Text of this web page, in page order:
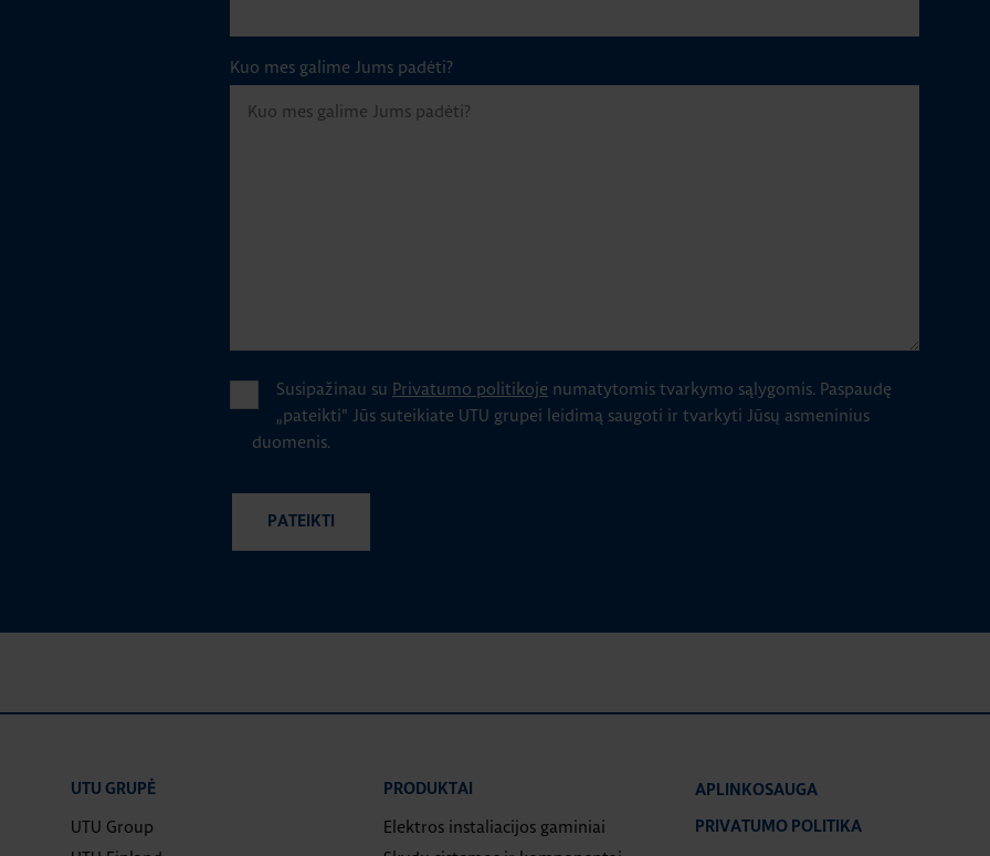
Kuo mes galime Jums padėti?
Susipažinau su Privatumo politikoje numatytomis tvarkymo sąlygomis. Paspaudę
„pateikti" Jūs suteikiate UTU grupei leidimą saugoti ir tvarkyti Jūsų asmeninius
duomenis.
UTU GRUPĖ
UTU Group
PRODUKTAI
Elektros instaliacijos gaminiai
APLINKOSAUGA
PRIVATUMO POLITIKA